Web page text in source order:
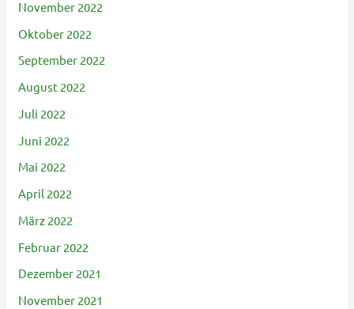
November 2022
Oktober 2022
September 2022
August 2022
Juli 2022
Juni 2022
Mai 2022
April 2022
März 2022
Februar 2022
Dezember 2021
November 2021